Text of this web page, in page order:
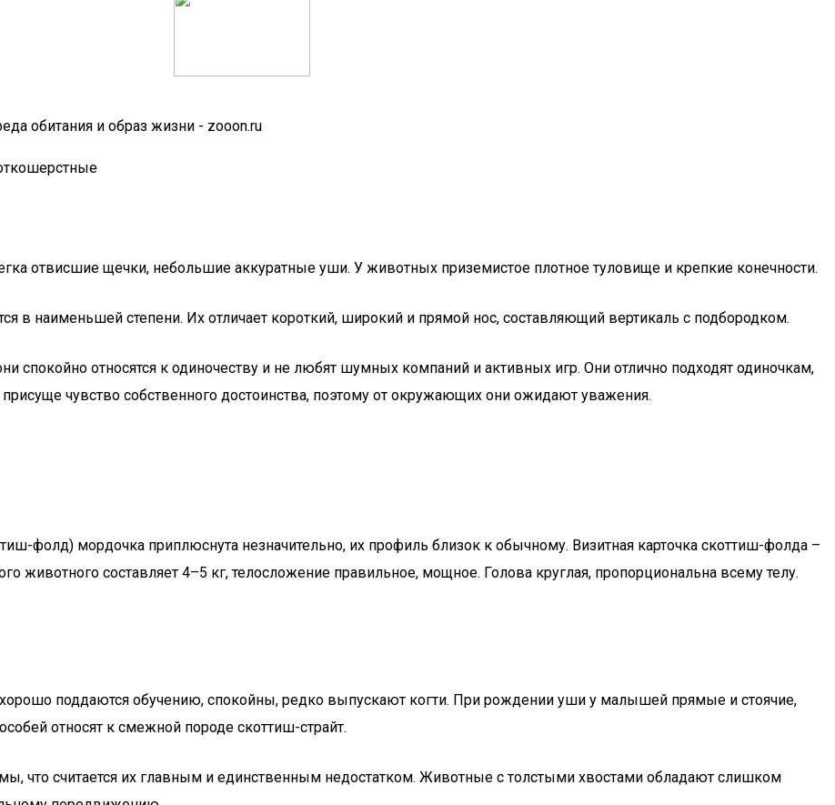
обитания и образ жизни - zooon.ru
отвисшие щечки, небольшие аккуратные уши. У животных приземистое плотное туловище и крепкие конечности.
в наименьшей степени. Их отличает короткий, широкий и прямой нос, составляющий вертикаль с подбородком.
спокойно относятся к одиночеству и не любят шумных компаний и активных игр. Они отлично подходят одиночкам,
чувство собственного достоинства, поэтому от окружающих они ожидают уважения.
фолд) мордочка приплюснута незначительно, их профиль близок к обычному. Визитная карточка скоттиш-фолда –
животного составляет 4–5 кг, телосложение правильное, мощное. Голова круглая, пропорциональна всему телу.
поддаются обучению, спокойны, редко выпускают когти. При рождении уши у малышей прямые и стоячие,
относят к смежной породе скоттиш-страйт.
что считается их главным и единственным недостатком. Животные с толстыми хвостами обладают слишком